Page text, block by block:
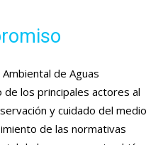
de Aguas
los principales actores al
y cuidado del medio
de las normativas